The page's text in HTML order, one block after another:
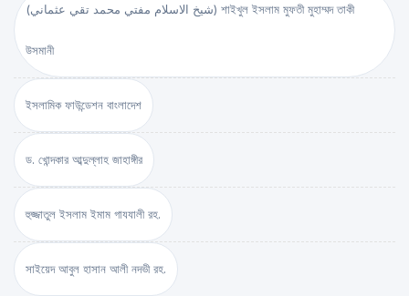
(شيخ الاسلام مفتي محمد تقي عثماني) শাইখুল ইসলাম মুফতী মুহাম্মদ তাকী
উসমানী
ইসলামিক ফাউন্ডেশন বাংলাদেশ
ড. খোন্দকার আব্দুল্লাহ জাহাঙ্গীর
হুজ্জাতুল ইসলাম ইমাম গাযযালী রহ.
সাইয়েদ আবুল হাসান আলী নদভী রহ.